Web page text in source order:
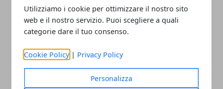
Utilizziamo i cookie per ottimizzare il nostro sito
web e il nostro servizio. Puoi scegliere a quali
categorie dare il tuo consenso.
Cookie Policy | Privacy Policy
Personalizza
ARTICOLI CORRELATI